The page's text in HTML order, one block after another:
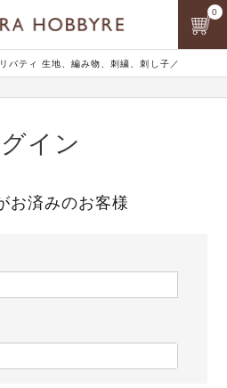
バティ 生地、編み物、刺繍、刺し子／
0
イン
お済みのお客様